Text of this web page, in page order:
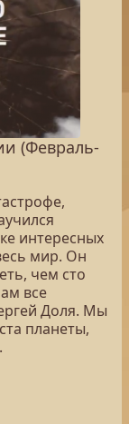
(Февраль-
интересных
мир. Он
чем сто
все
Доля. Мы
планеты,